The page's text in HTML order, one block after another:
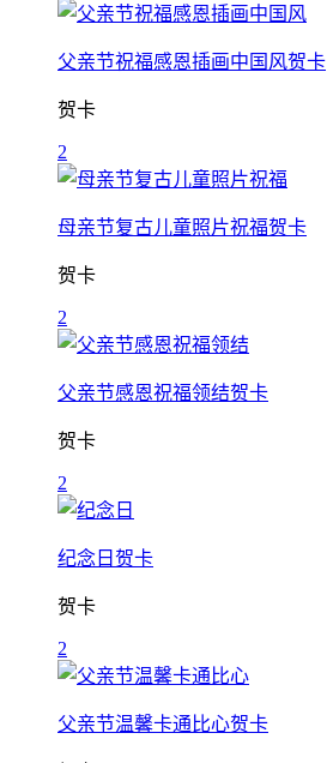
父亲节祝福感恩插画中国风贺卡
贺卡
2
母亲节复古儿童照片祝福贺卡
贺卡
2
父亲节感恩祝福领结贺卡
贺卡
2
纪念日贺卡
贺卡
2
父亲节温馨卡通比心贺卡